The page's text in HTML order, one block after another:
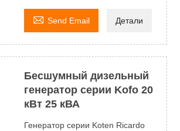
 Send Email Детали
Бесшумный дизельный
генератор серии Kofo 20
кВт 25 кВА
Генератор серии Koten Ricardo